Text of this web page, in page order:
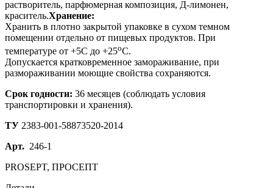
растворитель, парфюмерная композиция, Д-лимонен,
краситель.Хранение:
Хранить в плотно закрытой упаковке в сухом темном
помещении отдельно от пищевых продуктов. При
температуре от +5С до +25оС.
Допускается кратковременное замораживание, при
размораживании моющие свойства сохраняются.
Срок годности: 36 месяцев (соблюдать условия
транспортировки и хранения).
ТУ 2383-001-58873520-2014
Арт. 246-1
PROSEPT, ПРОСЕПТ